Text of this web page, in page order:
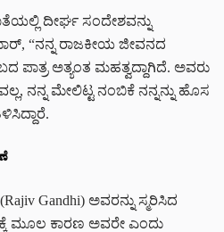
ದೀರ್ಘ ಸಂದೇಶವನ್ನು
“ನನ್ನ ರಾಜಕೀಯ ಜೀವನದ
ಪಾತ್ರ ಅತ್ಯಂತ ಮಹತ್ವದ್ದಾಗಿದೆ. ಅವರು
ನನ್ನ ಮೇಲಿಟ್ಟ ನಂಬಿಕೆ ನನ್ನನ್ನು ಹೊಸ
Rajiv Gandhi) ಅವರನ್ನು ಸ್ಮರಿಸಿದ
ಮೂಲ ಕಾರಣ ಅವರೇ ಎಂದು